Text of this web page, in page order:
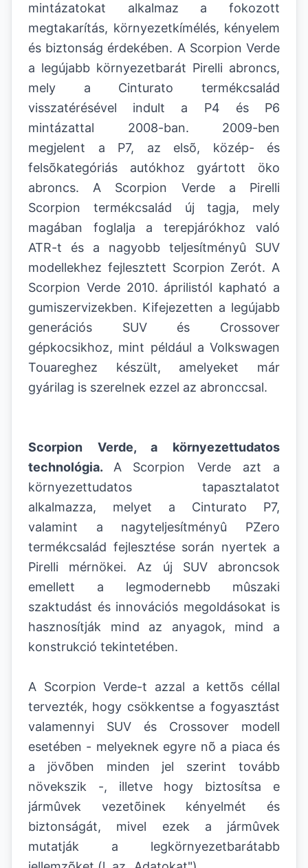
mintázatokat alkalmaz a fokozott
megtakarítás, környezetkímélés, kényelem
és biztonság érdekében. A Scorpion Verde
a legújabb környezetbarát Pirelli abroncs,
mely a Cinturato termékcsalád
visszatérésével indult a P4 és P6
mintázattal 2008-ban. 2009-ben
megjelent a P7, az elsõ, közép- és
felsõkategóriás autókhoz gyártott öko
abroncs. A Scorpion Verde a Pirelli
Scorpion termékcsalád új tagja, mely
magában foglalja a terepjárókhoz való
ATR-t és a nagyobb teljesítményû SUV
modellekhez fejlesztett Scorpion Zerót. A
Scorpion Verde 2010. áprilistól kapható a
gumiszervizekben. Kifejezetten a legújabb
generációs SUV és Crossover
gépkocsikhoz, mint például a Volkswagen
Touareghez készült, amelyeket már
gyárilag is szerelnek ezzel az abronccsal.
Scorpion Verde, a környezettudatos
technológia. A
Scorpion Verde azt a
környezettudatos tapasztalatot
alkalmazza, melyet a Cinturato P7,
valamint a nagyteljesítményû PZero
termékcsalád fejlesztése során nyertek a
Pirelli mérnökei. Az új SUV abroncsok
emellett a legmodernebb mûszaki
szaktudást és innovációs megoldásokat is
hasznosítják mind az anyagok, mind a
konstrukció tekintetében.
A Scorpion Verde-t azzal a kettõs céllal
tervezték, hogy csökkentse a fogyasztást
valamennyi SUV és Crossover modell
esetében - melyeknek egyre nõ a piaca és
a jövõben minden jel szerint tovább
növekszik -, illetve hogy biztosítsa e
jármûvek vezetõinek kényelmét és
biztonságát, mivel ezek a jármûvek
mutatják a legkörnyezetbarátabb